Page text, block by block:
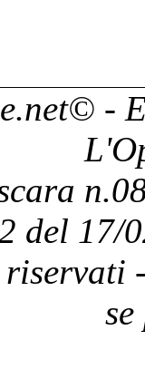
© -
del 17/